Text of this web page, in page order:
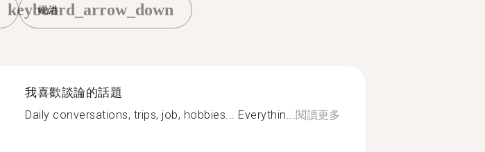
峴港
keyboard_arrow_down
我喜歡談論的話題
Daily conversations, trips, job, hobbies... Everythin...閱讀更多